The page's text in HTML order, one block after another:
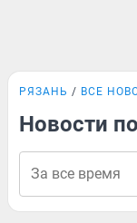
РЯЗАНЬ ВСЕ
Новости